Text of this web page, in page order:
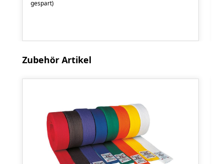
gespart)
Produktgalerie überspringen
Zubehör Artikel